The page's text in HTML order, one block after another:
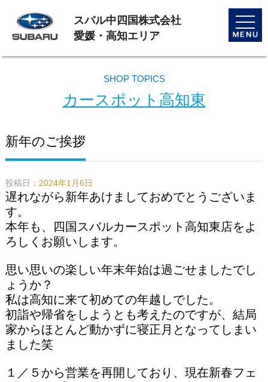
toggle
スバル中四国株式会社
愛媛・高知エリア
SHOP TOPICS
カースポット高知東
新年のご挨拶
投稿日： 2024年1月6日
遅れながら新年あけましておめでとうございま
す。
本年も、四国スバルカースポット高知東店をよ
ろしくお願いします。
思い思いの楽しい年末年始は過ごせましたでし
ょうか？
私は高知に来て初めての年越しでした。
初詣や帰省をしようとも考えたのですが、結局
家からほとんど動かずに寝正月となってしまい
ました笑
１／５から営業を再開しており、現在新春フェ